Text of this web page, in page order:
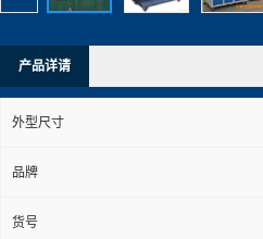
产品详请
外型尺寸
品牌
货号